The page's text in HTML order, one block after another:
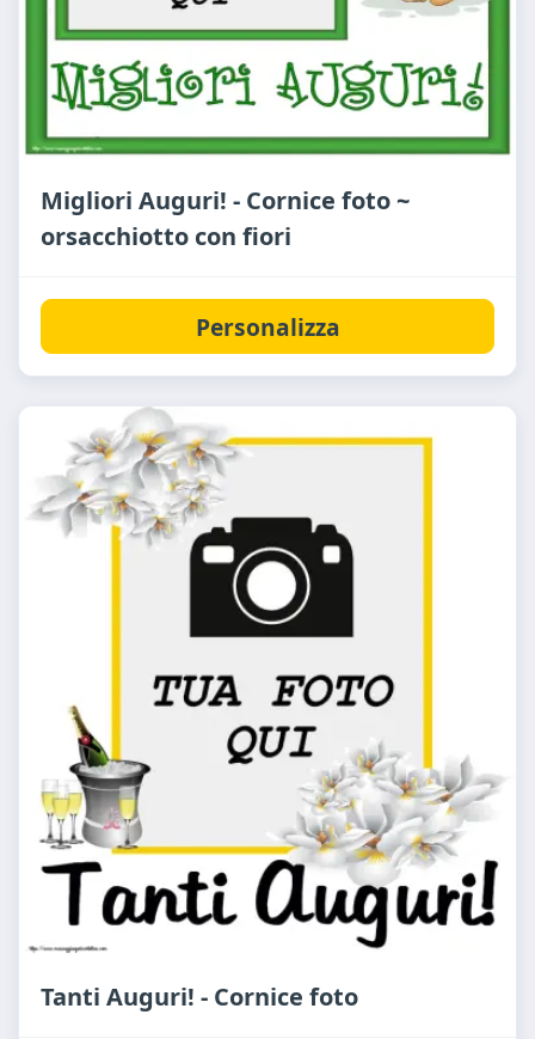
Migliori Auguri! - Cornice foto ~
orsacchiotto con fiori
Personalizza
Tanti Auguri! - Cornice foto